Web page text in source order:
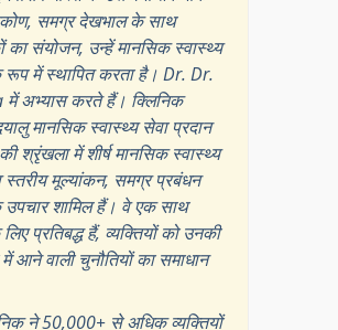
समग्र देखभाल के साथ
का संयोजन, उन्हें मानसिक स्वास्थ्य
रूप में स्थापित करता है। Dr. Dr.
अभ्यास करते हैं। क्लिनिक
मानसिक स्वास्थ्य सेवा प्रदान
में शीर्ष मानसिक स्वास्थ्य
स्तरीय मूल्यांकन, समग्र प्रबंधन
उपचार शामिल हैं। वे एक साथ
प्रतिबद्ध हैं, व्यक्तियों को उनकी
आने वाली चुनौतियों का समाधान
ने 50,000+ से अधिक व्यक्तियों